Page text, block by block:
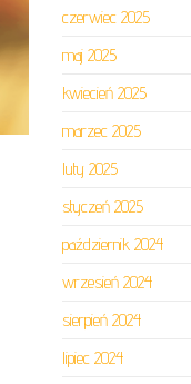
czerwiec 2025
maj 2025
kwiecień 2025
marzec 2025
luty 2025
styczeń 2025
październik 2024
wrzesień 2024
sierpień 2024
lipiec 2024